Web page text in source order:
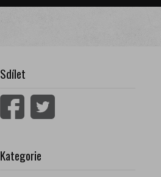
Sdílet
Kategorie